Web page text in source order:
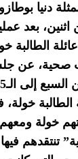
اثنين، بعد
الطالبة
عن
الـ25 من أبريل الجاري.
الطالبة
خولة
تنتقدهم